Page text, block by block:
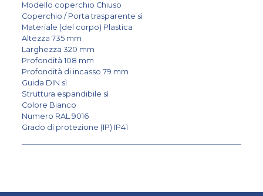
Modello coperchio Chiuso
Coperchio / Porta trasparente sì
Materiale (del corpo) Plastica
Altezza 735 mm
Larghezza 320 mm
Profondità 108 mm
Profondità di incasso 79 mm
Guida DIN sì
Struttura espandibile sì
Colore Bianco
Numero RAL 9016
Grado di protezione (IP) IP41